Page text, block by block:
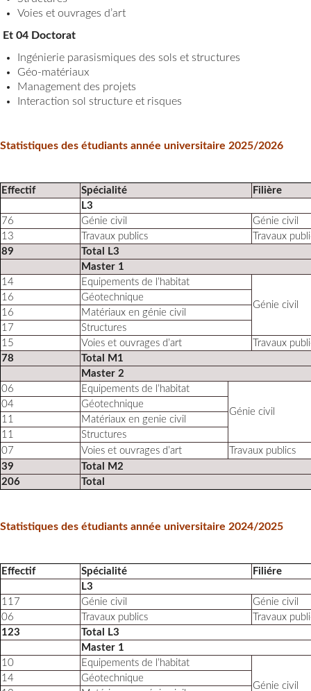
Voies et ouvrages d’art
Et 04 Doctorat
Ingénierie parasismiques des sols et structures
Géo-matériaux
Management des projets
Interaction sol structure et risques
Statistiques des étudiants année universitaire 2025/2026
Effectif Spécialité
Filière
L3
76
Génie civil
Génie civil
13
Travaux publics
Travaux
89
Total L3
Master 1
14
Equipements de l’habitat
Génie civil
16
Géotechnique
16
Matériaux en génie civil
17
Structures
15
Voies et ouvrages d’art
Travaux
78
Total M1
Master 2
06
Equipements de l’habitat
Génie civil
04
Géotechnique
11
Matériaux en genie civil
11
Structures
07
Voies et ouvrages d’art
Travaux publics
39
Total M2
206
Total
Statistiques des étudiants année universitaire 2024/2025
Effectif Spécialité
Filiére
L3
117
Génie civil
Génie civil
06
Travaux publics
Travaux
123
Total L3
Master 1
10
Equipements de l’habitat
Génie civil
14
Géotechnique